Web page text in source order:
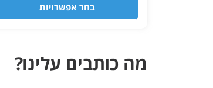
בחר אפשרויות
מה כותבים עלינו?